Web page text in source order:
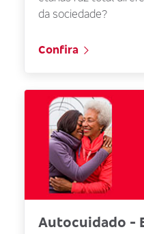
da sociedade?
Confira
Autocuidado -